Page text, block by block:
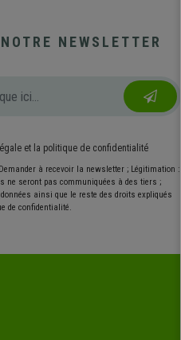
NEWSLETTER
et la politique de confidentialité
à recevoir la newsletter ; Légitimation :
ne seront pas communiquées à des tiers ;
ainsi que le reste des droits expliqués
de confidentialité.